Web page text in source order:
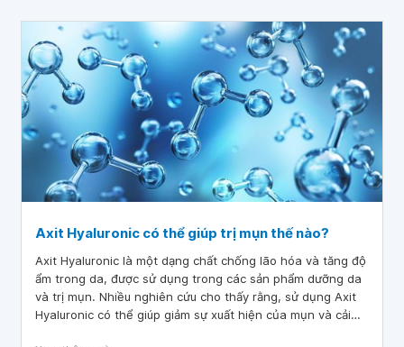
Axit Hyaluronic có thể giúp trị mụn thế nào?
Axit Hyaluronic là một dạng chất chống lão hóa và tăng độ
ẩm trong da, được sử dụng trong các sản phẩm dưỡng da
và trị mụn. Nhiều nghiên cứu cho thấy rằng, sử dụng Axit
Hyaluronic có thể giúp giảm sự xuất hiện của mụn và cải